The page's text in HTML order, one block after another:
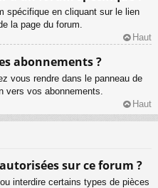
spécifique en cliquant sur le lien
la page du forum.
Haut
abonnements ?
vous rendre dans le panneau de
vers vos abonnements.
Haut
sur ce forum ?
interdire certains types de pièces